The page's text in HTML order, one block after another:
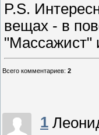
P.S.
вещах - в
"Массажист"
Всего комментариев: 2
1